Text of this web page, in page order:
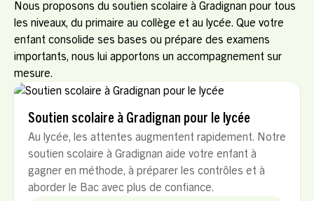
Nous proposons du soutien scolaire à Gradignan pour tous
les niveaux, du primaire au collège et au lycée. Que votre
enfant consolide ses bases ou prépare des examens
importants, nous lui apportons un accompagnement sur
mesure.
Soutien scolaire à Gradignan pour le lycée
Au lycée, les attentes augmentent rapidement. Notre
soutien scolaire à Gradignan aide votre enfant à
gagner en méthode, à préparer les contrôles et à
aborder le Bac avec plus de confiance.